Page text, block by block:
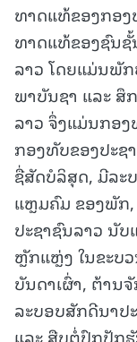
ທາດແທ້ຂອງກອງ
ທາດແທ້ຂອງຊົນ
ລາວ ໂດຍແມ່ນພັ
ພາບັນຊາ ແລະ ສຶ
ລາວ ຈຶ່ງແມ່ນກອ
ກອງທັບຂອງປະຊ
ຊື່ສັດບໍລິສຸດ, ມີລະ
ແຫຼມຄົມ ຂອງພັກ
ປະຊາຊົນລາວ ນັບ
ຫຼັກແຫຼ່ງ ໃນຂະບ
ບັນດາເຜົ່າ, ຕ້ານ
ລະບອບສັກດີນາ
ແລະ ສືບຕໍ່ປົກປັກ